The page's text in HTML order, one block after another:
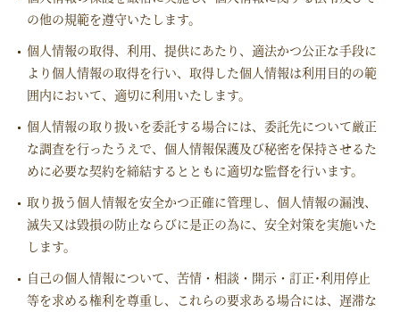
の他の規範を遵守いたします。
個人情報の取得、利用、提供にあたり、適法かつ公正な手段に
より個人情報の取得を行い、取得した個人情報は利用目的の範
囲内において、適切に利用いたします。
個人情報の取り扱いを委託する場合には、委託先について厳正
な調査を行ったうえで、個人情報保護及び秘密を保持させるた
めに必要な契約を締結するとともに適切な監督を行います。
取り扱う個人情報を安全かつ正確に管理し、個人情報の漏洩、
滅失又は毀損の防止ならびに是正の為に、安全対策を実施いた
します。
自己の個人情報について、苦情・相談・開示・訂正･利用停止
等を求める権利を尊重し、これらの要求ある場合には、遅滞な